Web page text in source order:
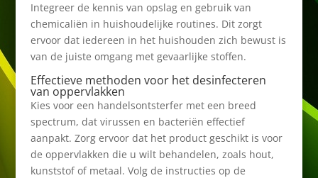
Integreer de kennis van opslag en gebruik van
chemicaliën in huishoudelijke routines. Dit zorgt
ervoor dat iedereen in het huishouden zich bewust is
van de juiste omgang met gevaarlijke stoffen.
Effectieve methoden voor het desinfecteren
van oppervlakken
Kies voor een handelsontsterfer met een breed
spectrum, dat virussen en bacteriën effectief
aanpakt. Zorg ervoor dat het product geschikt is voor
de oppervlakken die u wilt behandelen, zoals hout,
kunststof of metaal. Volg de instructies op de